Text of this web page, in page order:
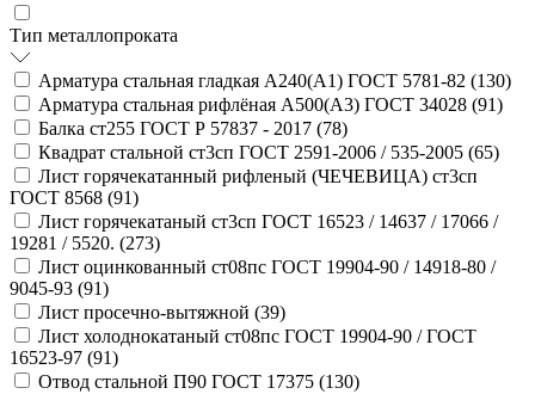
Тип металлопроката
Арматура стальная гладкая А240(А1) ГОСТ 5781-82 (130)
Арматура стальная рифлёная А500(А3) ГОСТ 34028 (91)
Балка ст255 ГОСТ Р 57837 - 2017 (78)
Квадрат стальной ст3сп ГОСТ 2591-2006 / 535-2005 (65)
Лист горячекатанный рифленый (ЧЕЧЕВИЦА) ст3сп
ГОСТ 8568 (91)
Лист горячекатаный ст3сп ГОСТ 16523 / 14637 / 17066 /
19281 / 5520. (273)
Лист оцинкованный ст08пс ГОСТ 19904-90 / 14918-80 /
9045-93 (91)
Лист просечно-вытяжной (39)
Лист холоднокатаный ст08пс ГОСТ 19904-90 / ГОСТ
16523-97 (91)
Отвод стальной П90 ГОСТ 17375 (130)